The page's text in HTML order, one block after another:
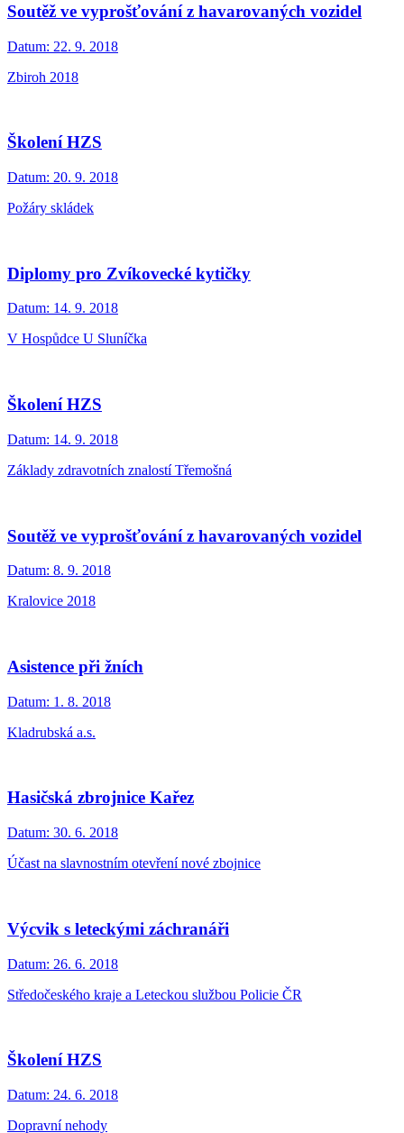
Soutěž ve vyprošťování z havarovaných vozidel
Datum: 22. 9. 2018
Zbiroh 2018
Školení HZS
Datum: 20. 9. 2018
Požáry skládek
Diplomy pro Zvíkovecké kytičky
Datum: 14. 9. 2018
V Hospůdce U Sluníčka
Školení HZS
Datum: 14. 9. 2018
Základy zdravotních znalostí Třemošná
Soutěž ve vyprošťování z havarovaných vozidel
Datum: 8. 9. 2018
Kralovice 2018
Asistence při žních
Datum: 1. 8. 2018
Kladrubská a.s.
Hasičská zbrojnice Kařez
Datum: 30. 6. 2018
Účast na slavnostním otevření nové zbojnice
Výcvik s leteckými záchranáři
Datum: 26. 6. 2018
Středočeského kraje a Leteckou službou Policie ČR
Školení HZS
Datum: 24. 6. 2018
Dopravní nehody